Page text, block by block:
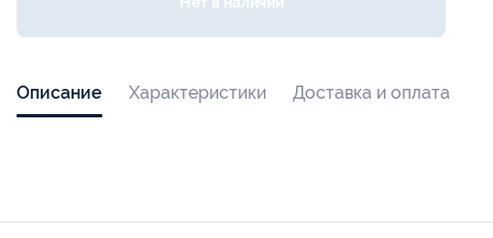
Описание Характеристики Доставка и оплата